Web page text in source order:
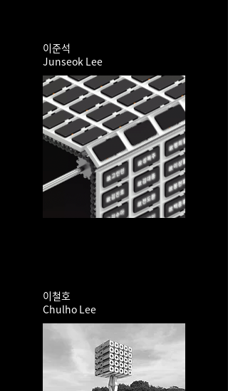
이준석
Junseok Lee
이철호
​Chulho Lee